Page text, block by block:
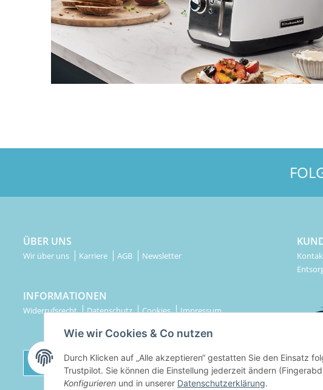
ÜBER UNS
Wir über uns Karriere AGB Newsletter
INFORMATIONEN
Widerrufsrecht Datenschutz Cookies Impressum
Widerrufsbutton
Wie wir Cookies & Co nutzen
Durch Klicken auf „Alle akzeptieren“ gestatten Sie den Einsatz
Trustpilot. Sie können die Einstellung jederzeit ändern
Konfigurieren und in unserer Datenschutzerklärung.